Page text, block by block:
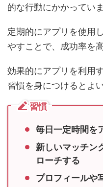
的な行動にかかっていま
定期的にアプリを使用
やすことで、成功率を
効果的にアプリを利用
習慣を身につけるとよ
習慣
毎日一定時間を
新しいマッチン
ローチする
プロフィールや